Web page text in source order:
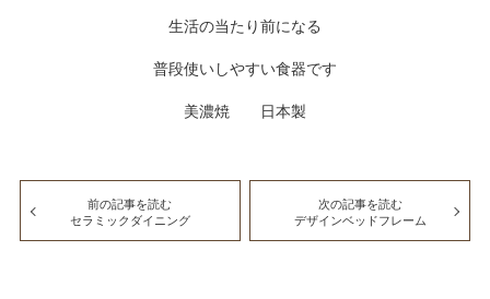
生活の当たり前になる
普段使いしやすい食器です
美濃焼 日本製
前の記事を読む
セラミックダイニング
次の記事を読む
デザインベッドフレーム